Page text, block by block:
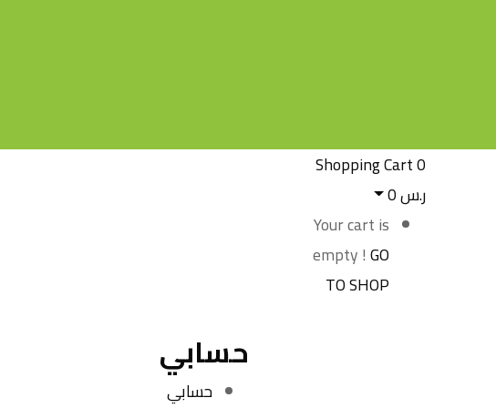
0
Shopping Cart
ر.س0
Your cart is
empty !GO
TO SHOP
حسابي
حسابي